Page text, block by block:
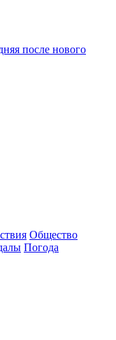
после нового
Общество
Погода